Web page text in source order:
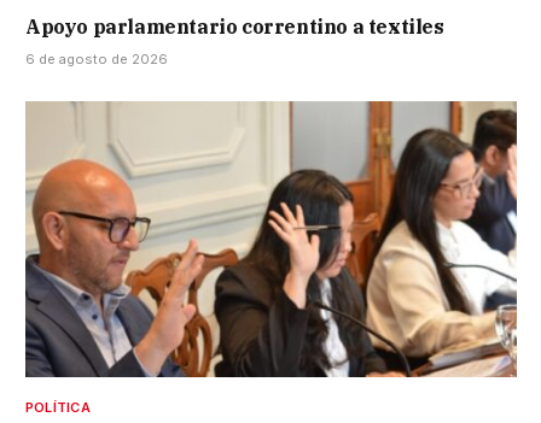
Apoyo parlamentario correntino a textiles
6 de agosto de 2026
POLÍTICA